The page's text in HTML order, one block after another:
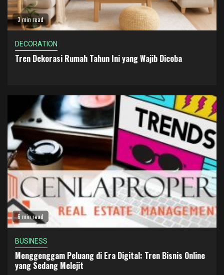
3 min read
DECORATION
Tren Dekorasi Rumah Tahun Ini yang Wajib Dicoba
6 min read
BUSINESS
Menggenggam Peluang di Era Digital: Tren Bisnis Online
yang Sedang Melejit